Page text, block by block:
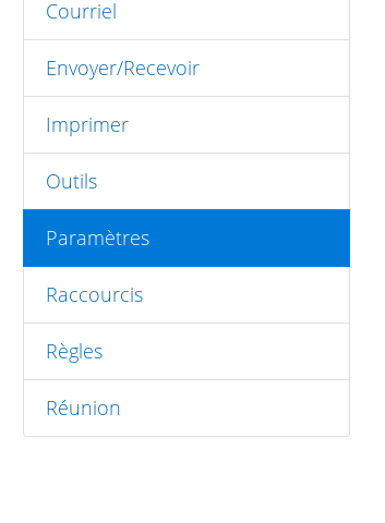
Courriel
Envoyer/Recevoir
Imprimer
Outils
Paramètres
Raccourcis
Règles
Réunion